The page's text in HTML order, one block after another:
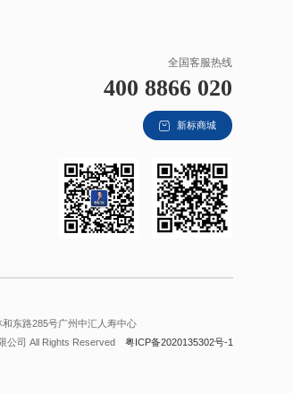
全国客服热线
400 8866 020
新标商城
东路285号广州中汇人寿中心
公司 All Rights Reserved 粤ICP备2020135302号-1